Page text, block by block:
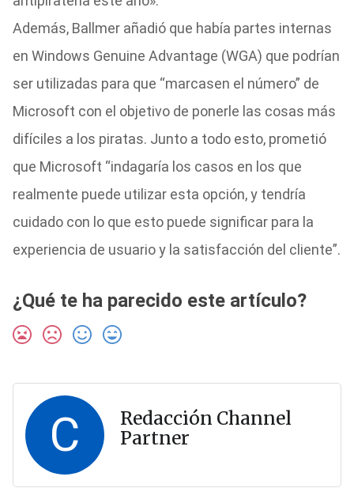
Además, Ballmer añadió que había partes internas
en Windows Genuine Advantage (WGA) que podrían
ser utilizadas para que “marcasen el número” de
Microsoft con el objetivo de ponerle las cosas más
difíciles a los piratas. Junto a todo esto, prometió
que Microsoft “indagaría los casos en los que
realmente puede utilizar esta opción, y tendría
cuidado con lo que esto puede significar para la
experiencia de usuario y la satisfacción del cliente”.
¿Qué te ha parecido este artículo?
C
Redacción Channel
Partner